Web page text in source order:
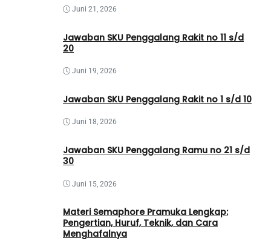
Juni 21, 2026
Jawaban SKU Penggalang Rakit no 11 s/d
20
Juni 19, 2026
Jawaban SKU Penggalang Rakit no 1 s/d 10
Juni 18, 2026
Jawaban SKU Penggalang Ramu no 21 s/d
30
Juni 15, 2026
Materi Semaphore Pramuka Lengkap:
Pengertian, Huruf, Teknik, dan Cara
Menghafalnya